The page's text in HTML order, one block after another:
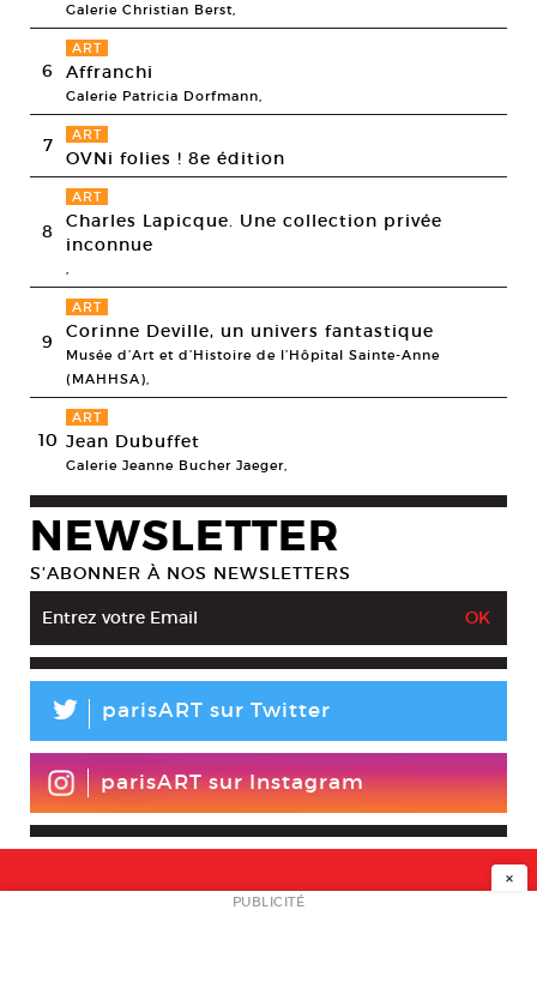
Galerie Christian Berst,
6
ART
Affranchi
Galerie Patricia Dorfmann,
7 ART
OVNi folies ! 8e édition
8
ART
Charles Lapicque. Une collection privée
inconnue
,
9
ART
Corinne Deville, un univers fantastique
Musée d’Art et d’Histoire de l’Hôpital Sainte-Anne
(MAHHSA),
10
ART
Jean Dubuffet
Galerie Jeanne Bucher Jaeger,
NEWSLETTER
S’ABONNER À NOS NEWSLETTERS
L parisART sur Twitter
parisART sur Instagram
NEWSLETTER
×
PUBLICITÉ